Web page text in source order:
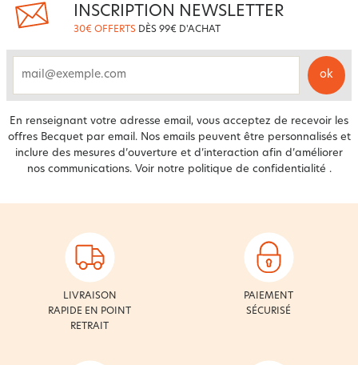
INSCRIPTION NEWSLETTER
30€ OFFERTS DÈS 99€ D'ACHAT
ok
En renseignant votre adresse email, vous acceptez de recevoir les
offres Becquet par email. Nos emails peuvent être personnalisés et
inclure des mesures d’ouverture et d’interaction afin d’améliorer
nos communications. Voir notre politique de confidentialité .
LIVRAISON
RAPIDE EN POINT
RETRAIT
PAIEMENT
SÉCURISÉ